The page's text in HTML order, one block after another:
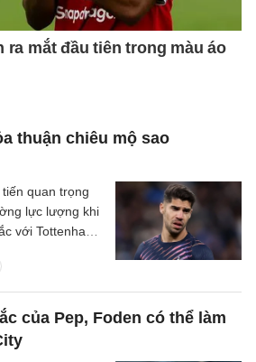
thuận chiêu mộ sao
quan trọng
lực lượng khi
với Tottenham
của Pep, Foden có thể làm